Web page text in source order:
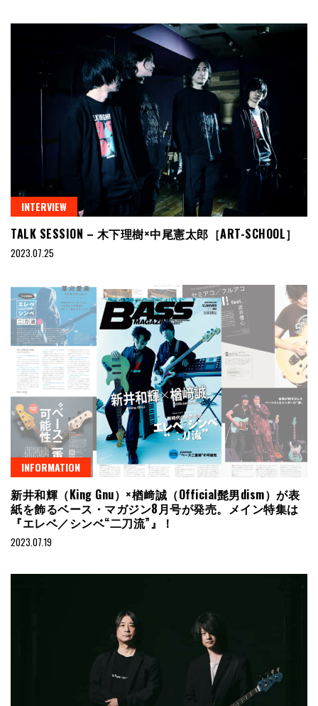
INTERVIEW
TALK SESSION – 木下理樹×中尾憲太郎［ART-SCHOOL］
2023.07.25
INFORMATION
新井和輝（King Gnu）×楢﨑誠（Official髭男dism）が表
紙を飾るベース・マガジン8月号が発売。メイン特集は
『エレベ／シンベ“二刀流”』！
2023.07.19